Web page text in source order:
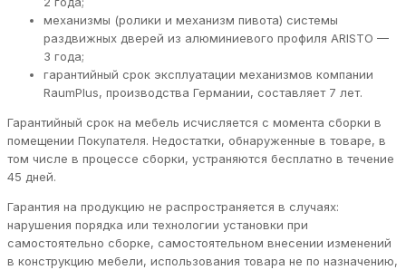
механизмы (ролики и механизм пивота) системы
раздвижных дверей из алюминиевого профиля ARISTO —
3 года;
гарантийный срок эксплуатации механизмов компании
RaumPlus, производства Германии, составляет 7 лет.
Гарантийный срок на мебель исчисляется с момента сборки в
помещении Покупателя. Недостатки, обнаруженные в товаре, в
том числе в процессе сборки, устраняются бесплатно в течение
45 дней.
Гарантия на продукцию не распространяется в случаях:
нарушения порядка или технологии установки при
самостоятельно сборке, самостоятельном внесении изменений
в конструкцию мебели, использования товара не по назначению,